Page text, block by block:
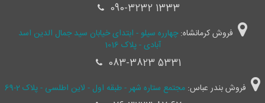
090-3232 1333
فروش کرمانشاه:چهارره سیلو - ابتدای خیابان سید جمال ‌الدین اسد
آبادی - پلاک 1016
083-3823 5331
فروش بندر عباس: مجتمع ستاره شهر - طبقه اول - لاین اطلسی - پلاک 2-69